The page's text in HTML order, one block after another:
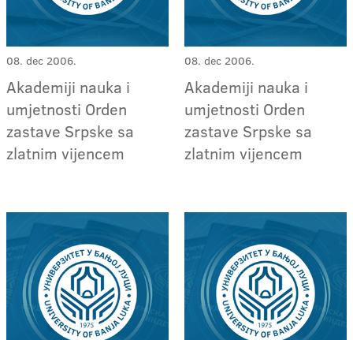
08. dec 2006.
Akademiji nauka i
umjetnosti Orden
zastave Srpske sa
zlatnim vijencem
08. dec 2006.
Akademiji nauka i
umjetnosti Orden
zastave Srpske sa
zlatnim vijencem